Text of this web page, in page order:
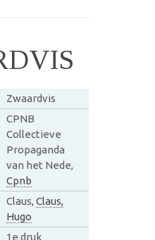
Zwaardvis
CPNB
Collectieve
Propaganda
van het Nede,
Cpnb
Claus, Claus,
Hugo
1e druk